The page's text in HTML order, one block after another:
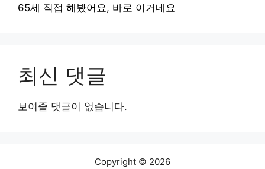
65세 직접 해봤어요, 바로 이거네요
최신 댓글
보여줄 댓글이 없습니다.
Copyright © 2026